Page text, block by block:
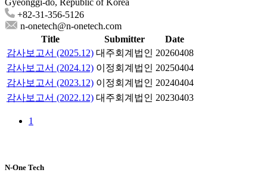
+82-31-356-5126
n-onetech@n-onetech.com
Title
Submitter
Date
감사보고서 (2025.12) 대주회계법인 20260408
감사보고서 (2024.12) 이정회계법인 20250404
감사보고서 (2023.12) 이정회계법인 20240404
감사보고서 (2022.12) 대주회계법인 20230403
1
N-One Tech